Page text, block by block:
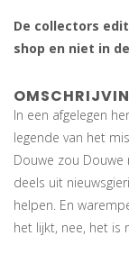
De collectors
shop en niet in
In een afgelegen
legende van het
Douwe zou
deels uit
helpen. En
het lijkt, nee, het is